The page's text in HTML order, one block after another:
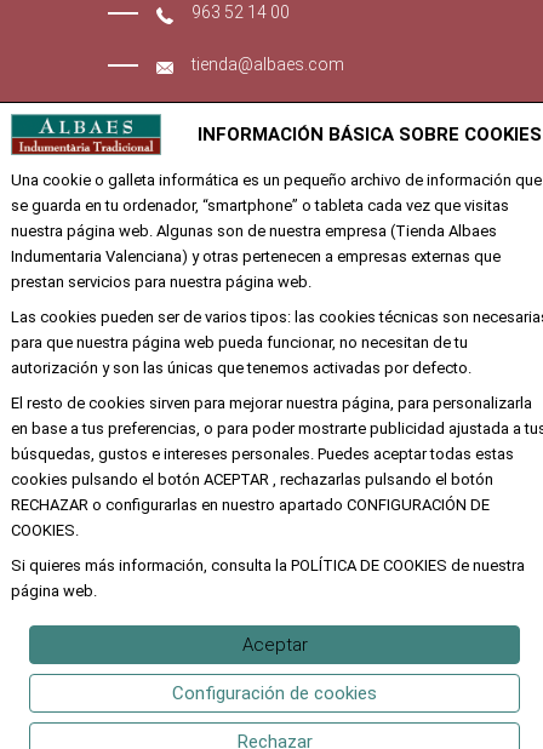
963 52 14 00
tienda@albaes.com
46001 Valencia
EMPRESA
Aviso legal
Política de privacidad y cookies
Copyright © AlbaTodos los derechos
reservados
INFORMACIÓN BÁSICA SOBRE COOKIES
Una cookie o galleta informática es un pequeño archivo de información que
se guarda en tu ordenador, “smartphone” o tableta cada vez que visitas
nuestra página web. Algunas son de nuestra empresa (Tienda Albaes
Indumentaria Valenciana) y otras pertenecen a empresas externas que
prestan servicios para nuestra página web.
Las cookies pueden ser de varios tipos: las cookies técnicas son
para que nuestra página web pueda funcionar, no necesitan de tu
autorización y son las únicas que tenemos activadas por defecto.
El resto de cookies sirven para mejorar nuestra página, para personalizarla
en base a tus preferencias, o para poder mostrarte publicidad ajustada a
búsquedas, gustos e intereses personales. Puedes aceptar todas estas
cookies pulsando el botón ACEPTAR , rechazarlas pulsando el botón
RECHAZAR o configurarlas en nuestro apartado CONFIGURACIÓN DE
COOKIES.
Si quieres más información, consulta la POLÍTICA DE COOKIES de nuestra
página web.
Aceptar
Configuración de cookies
Rechazar